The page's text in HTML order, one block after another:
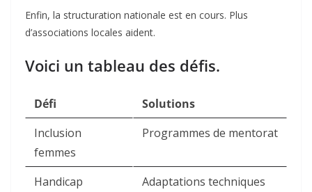
Enfin, la structuration nationale est en cours. Plus
d’associations locales aident.
Voici un tableau des défis.
Défi
Solutions
Inclusion
femmes
Programmes de mentorat
Handicap
Adaptations techniques